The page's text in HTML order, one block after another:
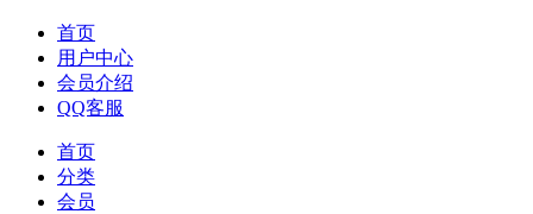
首页
用户中心
会员介绍
QQ客服
首页
分类
会员